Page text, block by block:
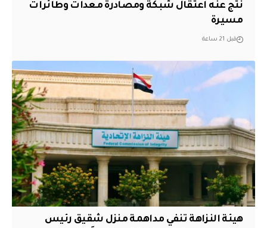
نتج عنه اعتقال شبكة ومصادرة معدات وطائرات
مسيرة
قبل 21 ساعة
هيئة النزاهة تنفي مداهمة منزل شقيق رئيس